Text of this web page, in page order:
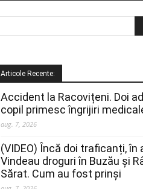
Articole Recente:
Accident la Racovițeni. Doi
copil primesc îngrijiri
aug. 7, 2026
(VIDEO) Încă doi traficanți, în
Vindeau droguri în Buzău și
Sărat. Cum au fost prinși